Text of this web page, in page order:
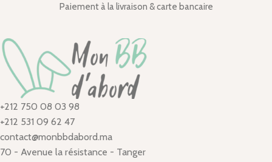
Paiement à la livraison & carte bancaire
+212 750 08 03 98
+212 531 09 62 47
contact@monbbdabord.ma
70 - Avenue la résistance - Tanger